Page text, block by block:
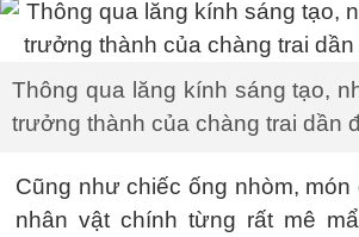
Thông qua lăng kính sáng tạo,
trưởng thành của chàng trai dần
Cũng như chiếc ống nhòm,
nhân vật chính từng rất mê